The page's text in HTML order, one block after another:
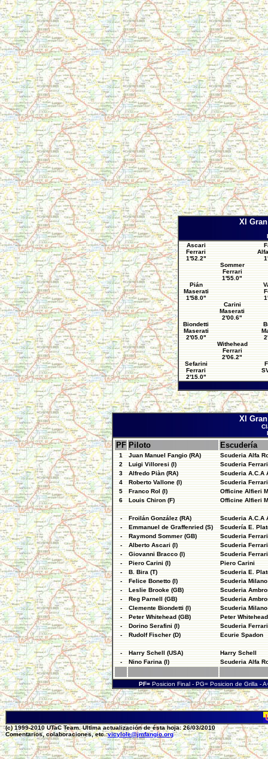
XI
Ascari
Ferrari
1'52.2"
Sommer
Ferrari
1'55.0"
Pián
Maserati
1'58.0"
Carini
Maserati
2'00.6"
Biondetti
Maserati
2'05.0"
Withehead
Ferrari
2'06.2"
Sefarini
Ferrari
2'15.0"
XI
PF Piloto Escudería
1 Juan Manuel Fangio (RA)
Scuderia Alfa
2
Luigi Villoresi (I)
Scuderia Ferrari
3
Alfredo Piàn (RA)
Scuderia A.C.A
4
Roberto Vallone (I)
Scuderia Ferrari
5
Franco Rol (I)
Officine Alfieri
6
Louis Chiron (F) Officine Alfieri
- Froilán González (RA)
Scuderia A.C.A
-
Emmanuel de Graffenried (S)
Scudería E.
-
Raymond Sommer (GB)
Scuderia Ferrari
-
Alberto Ascari (I)
Scuderia Ferrari
-
Giovanni Bracco (I)
Scuderia Ferrari
-
Piero Carini (I)
Piero Carini
-
B. Bira (T)
Scuderia E.
-
Felice Bonetto (I)
Scuderia Milano
-
Leslie Brooke (GB)
Scuderia
-
Reg Parnell (GB)
Scuderia
-
Clemente Biondetti (I)
Scuderia Milano
-
Peter Whitehead (GB)
Peter
-
Dorino Serafini (I)
Scuderia Ferrari
-
Rudolf Fischer (D) Ecurie Spadon
- Harry Schell (USA)
Harry Schell
-
Nino Farina (I) Scuderia Alfa
PF=Posicion Final - PG= Posicion de Grilla -
(c) 1999-2010 UTaC Team. Ultima actualización de ésta hoja: 26/03/2010
Comentarios, colaboraciones, etc.:vicylole@jmfangio.org